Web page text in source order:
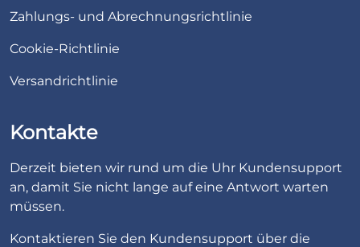
Zahlungs- und Abrechnungsrichtlinie
Cookie-Richtlinie
Versandrichtlinie
Kontakte
Derzeit bieten wir rund um die Uhr Kundensupport
an, damit Sie nicht lange auf eine Antwort warten
müssen.
Kontaktieren Sie den Kundensupport über die